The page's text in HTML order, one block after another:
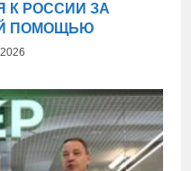
К РОССИИ ЗА
ПОМОЩЬЮ